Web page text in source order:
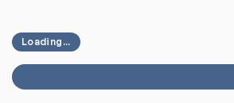
Loading...